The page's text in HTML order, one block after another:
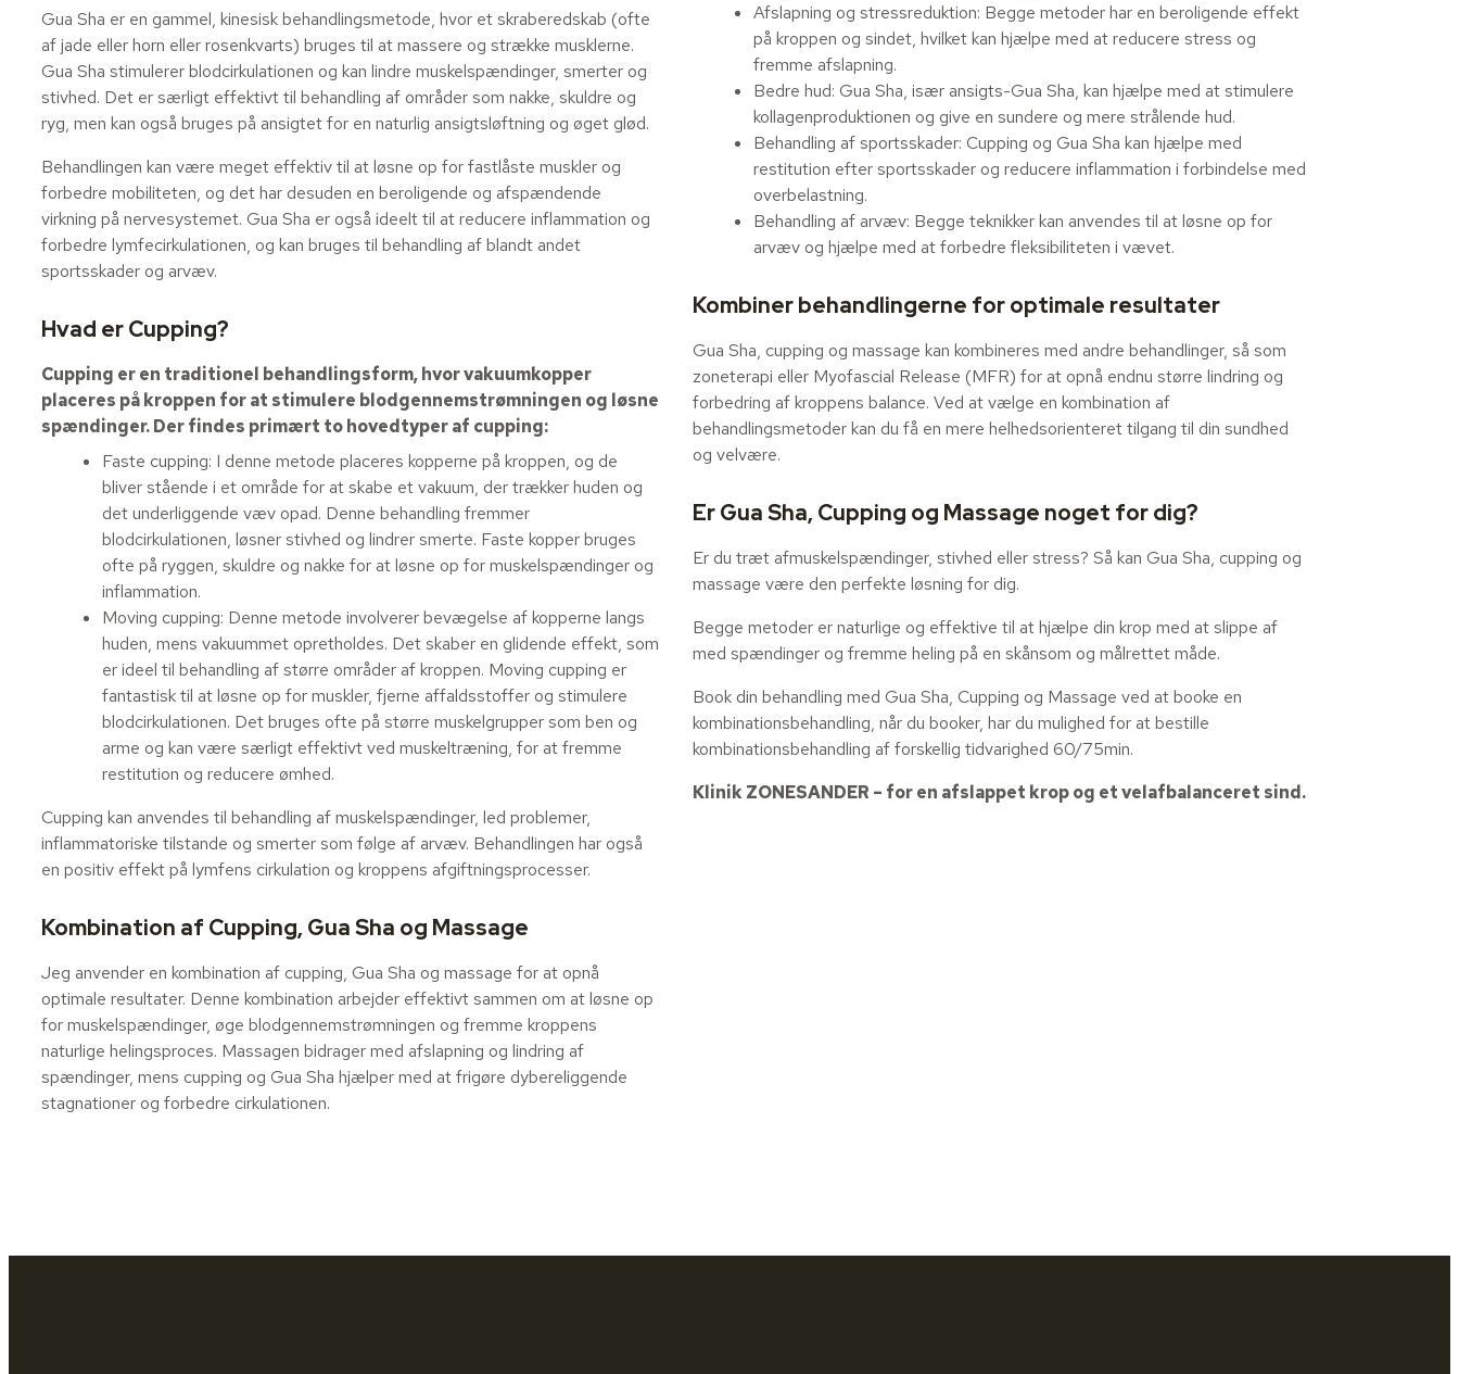
Gua Sha er en gammel, kinesisk behandlingsmetode, hvor et skraberedskab (ofte
af jade eller horn eller rosenkvarts) bruges til at massere og strække musklerne.
Gua Sha stimulerer blodcirkulationen og kan lindre muskelspændinger, smerter og
stivhed. Det er særligt effektivt til behandling af områder som nakke, skuldre og
ryg, men kan også bruges på ansigtet for en naturlig ansigtsløftning og øget glød.
Behandlingen kan være meget effektiv til at løsne op for fastlåste muskler og
forbedre mobiliteten, og det har desuden en beroligende og afspændende
virkning på nervesystemet. Gua Sha er også ideelt til at reducere inflammation og
forbedre lymfecirkulationen, og kan bruges til behandling af blandt andet
sportsskader og arvæv.
Hvad er Cupping?
Cupping er en traditionel behandlingsform, hvor vakuumkopper
placeres på kroppen for at stimulere blodgennemstrømningen og løsne
spændinger. Der findes primært to hovedtyper af cupping:
Faste cupping: I denne metode placeres kopperne på kroppen, og de
bliver stående i et område for at skabe et vakuum, der trækker huden og
det underliggende væv opad. Denne behandling fremmer
blodcirkulationen, løsner stivhed og lindrer smerte. Faste kopper bruges
ofte på ryggen, skuldre og nakke for at løsne op for muskelspændinger og
inflammation.
Moving cupping: Denne metode involverer bevægelse af kopperne langs
huden, mens vakuummet opretholdes. Det skaber en glidende effekt, som
er ideel til behandling af større områder af kroppen. Moving cupping er
fantastisk til at løsne op for muskler, fjerne affaldsstoffer og stimulere
blodcirkulationen. Det bruges ofte på større muskelgrupper som ben og
arme og kan være særligt effektivt ved muskeltræning, for at fremme
restitution og reducere ømhed.
Cupping kan anvendes til behandling af muskelspændinger, led problemer,
inflammatoriske tilstande og smerter som følge af arvæv. Behandlingen har også
en positiv effekt på lymfens cirkulation og kroppens afgiftningsprocesser.
Kombination af Cupping, Gua Sha og Massage
Jeg anvender en kombination af cupping, Gua Sha og massage for at opnå
optimale resultater. Denne kombination arbejder effektivt sammen om at løsne op
for muskelspændinger, øge blodgennemstrømningen og fremme kroppens
naturlige helingsproces. Massagen bidrager med afslapning og lindring af
spændinger, mens cupping og Gua Sha hjælper med at frigøre dybereliggende
stagnationer og forbedre cirkulationen.
Afslapning og stressreduktion: Begge metoder har en beroligende effekt
på kroppen og sindet, hvilket kan hjælpe med at reducere stress og
fremme afslapning.
Bedre hud: Gua Sha, især ansigts-Gua Sha, kan hjælpe med at stimulere
kollagenproduktionen og give en sundere og mere strålende hud.
Behandling af sportsskader: Cupping og Gua Sha kan hjælpe med
restitution efter sportsskader og reducere inflammation i forbindelse med
overbelastning.
Behandling af arvæv: Begge teknikker kan anvendes til at løsne op for
arvæv og hjælpe med at forbedre fleksibiliteten i vævet.
Kombiner behandlingerne for optimale resultater
Gua Sha, cupping og massage kan kombineres med andre behandlinger, så som
zoneterapi eller Myofascial Release (MFR) for at opnå endnu større lindring og
forbedring af kroppens balance. Ved at vælge en kombination af
behandlingsmetoder kan du få en mere helhedsorienteret tilgang til din sundhed
og velvære.
Er Gua Sha, Cupping og Massage noget for dig?
Er du træt afmuskelspændinger, stivhed eller stress? Så kan Gua Sha, cupping og
massage være den perfekte løsning for dig.
Begge metoder er naturlige og effektive til at hjælpe din krop med at slippe af
med spændinger og fremme heling på en skånsom og målrettet måde.
Book din behandling med Gua Sha, Cupping og Massage ved at booke en
kombinationsbehandling, når du booker, har du mulighed for at bestille
kombinationsbehandling af forskellig tidvarighed 60/75min.
Klinik ZONESANDER – for en afslappet krop og et velafbalanceret sind.